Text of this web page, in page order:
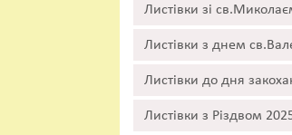
Листівки зі
Листівки з днем
Листівки до дня
Листівки з Різдвом